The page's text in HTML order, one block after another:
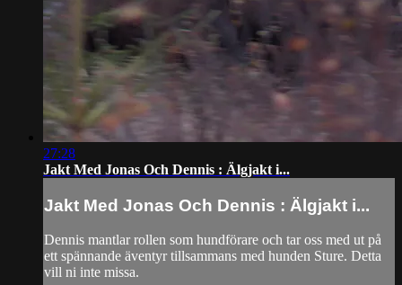
27:28
Jakt Med Jonas Och Dennis : Älgjakt i...
Jakt Med Jonas Och Dennis : Älgjakt i...
Dennis mantlar rollen som hundförare och tar oss med ut på
ett spännande äventyr tillsammans med hunden Sture. Detta
vill ni inte missa.